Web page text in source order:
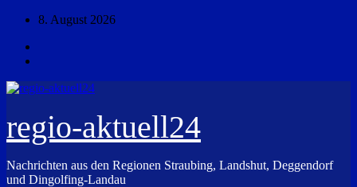
Zum
springen
8. August 2026
regio-aktuell24
Nachrichten aus den Regionen Straubing, Landshut, Deggendorf
und Dingolfing-Landau